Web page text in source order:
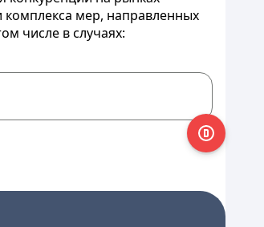
мер, направленных
числе в случаях: